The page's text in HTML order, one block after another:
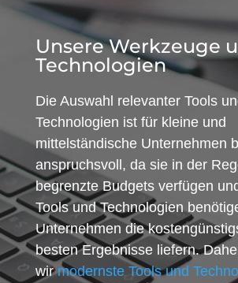
Unsere Werkzeuge
Technologien
Die Auswahl relevanter Tools
Technologien ist für kleine und
mittelständische Unternehmen
anspruchsvoll, da sie in der
begrenzte Budgets verfügen
Tools und Technologien
Unternehmen die
besten Ergebnisse liefern.
wirmodernste Tools und